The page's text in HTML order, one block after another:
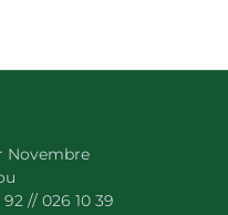
Novembre
92 // 026 10 39